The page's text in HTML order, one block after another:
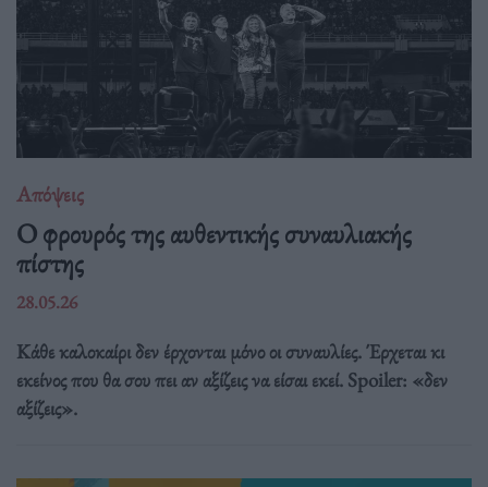
Απόψεις
O φρουρός της αυθεντικής συναυλιακής
πίστης
28.05.26
Κάθε καλοκαίρι δεν έρχονται μόνο οι συναυλίες. Έρχεται κι
εκείνος που θα σου πει αν αξίζεις να είσαι εκεί. Spoiler: «δεν
αξίζεις».